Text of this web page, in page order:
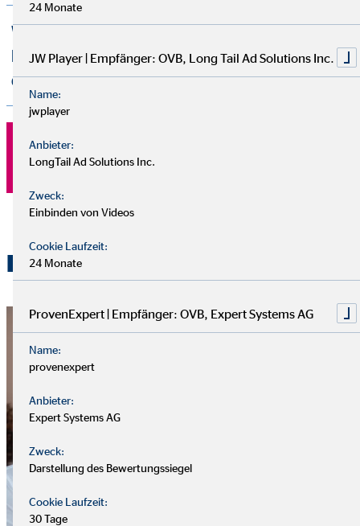
Was passiert, wenn sich meine
Lebensumstände ändern, zum Beispiel
durch eine Heirat oder ein Kind?
Finde deinen Finanzberater
Fragen zu Finanzprodukten
24 Monate
JW Player | Empfänger: OVB, Long Tail Ad Solutions Inc.
Name:
jwplayer
Anbieter:
LongTail Ad Solutions Inc.
Zweck:
Einbinden von Videos
Cookie Laufzeit:
24 Monate
ProvenExpert | Empfänger: OVB, Expert Systems AG
Name:
provenexpert
Anbieter:
Expert Systems AG
Zweck:
Darstellung des Bewertungssiegel
Cookie Laufzeit:
30 Tage